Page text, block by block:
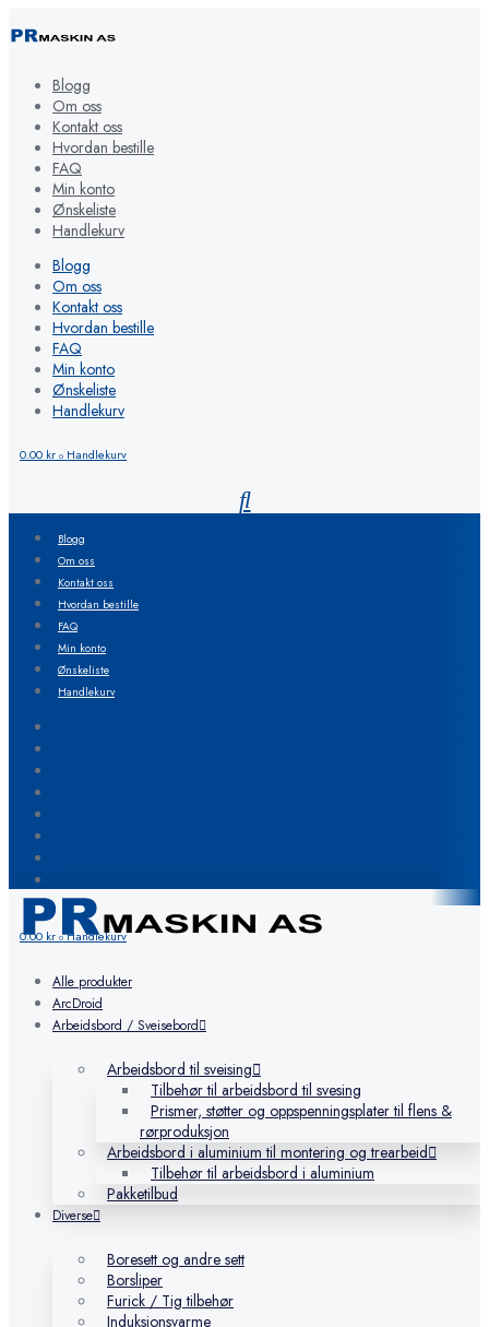
Blogg
Om oss
Kontakt oss
Hvordan bestille
FAQ
Min konto
Ønskeliste
Handlekurv
Blogg
Om oss
Kontakt oss
Hvordan bestille
FAQ
Min konto
Ønskeliste
Handlekurv
0.00 kr 0 Handlekurv
Blogg
Om oss
Kontakt oss
Hvordan bestille
FAQ
Min konto
Ønskeliste
Handlekurv
0.00 kr 0 Handlekurv
Alle produkter
ArcDroid
Arbeidsbord / Sveisebord
Arbeidsbord til sveising
Tilbehør til arbeidsbord til svesing
Prismer, støtter og oppspenningsplater til flens &
rørproduksjon
Arbeidsbord i aluminium til montering og trearbeid
Tilbehør til arbeidsbord i aluminium
Pakketilbud
Diverse
Boresett og andre sett
Borsliper
Furick / Tig tilbehør
Induksjonsvarme